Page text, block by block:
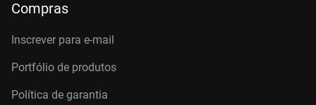
Compras
Inscrever para e-mail
Portfólio de produtos
Política de garantia